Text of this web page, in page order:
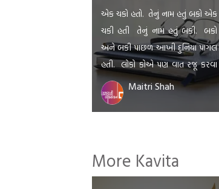
એક ચકો હતો. તેનું નામ હતું બકો એક
ચકી હતી તેનું નામ હતું બકી. બકો
અને બકી પાછળ આખી દુનિયા પાગલ
હતી. લોકો કોએ પણ વાત રજૂ કરવા
તેમના નામનો સહારો લેતા જેમકે : જો
બકા વાર્તા એ વાર્તા કહેવાય. નાની મોટી
ના જોવાય
Maitri Shah
More Kavita